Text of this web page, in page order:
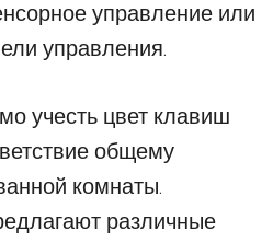
управление или
управления.
учесть цвет клавиш
общему
комнаты.
различные